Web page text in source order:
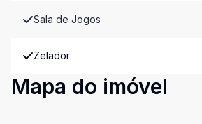
Sala de Jogos
Zelador
Mapa do imóvel